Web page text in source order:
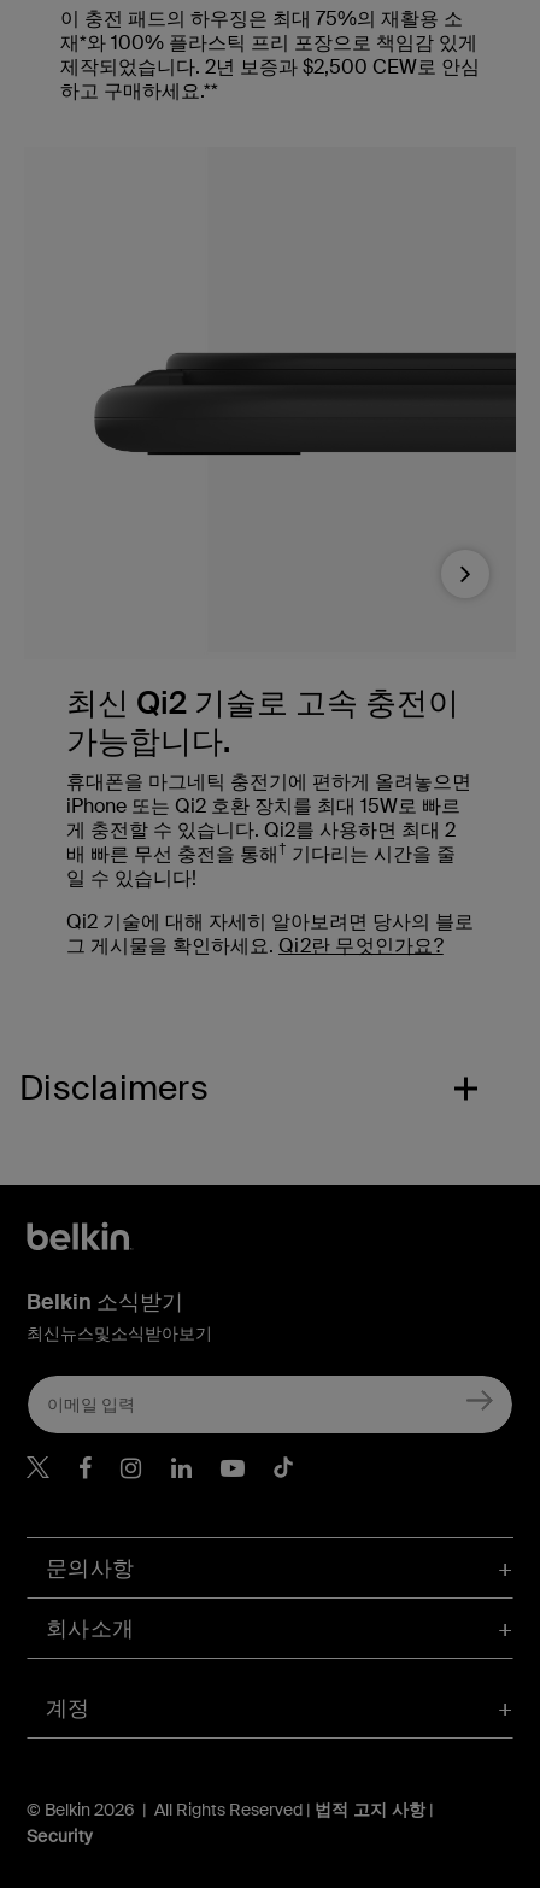
이 충전 패드의 하우징은 최대 75%의 재활용 소
재*와 100% 플라스틱 프리 포장으로 책임감 있게
제작되었습니다. 2년 보증과 $2,500 CEW로 안심
하고 구매하세요.**
최신 Qi2 기술로 고속 충전이
가능합니다.
휴대폰을 마그네틱 충전기에 편하게 올려놓으면
iPhone 또는 Qi2 호환 장치를 최대 15W로 빠르
게 충전할 수 있습니다. Qi2를 사용하면 최대 2
배 빠른 무선 충전을 통해† 기다리는 시간을 줄
일 수 있습니다!
Qi2 기술에 대해 자세히 알아보려면 당사의 블로
그 게시물을 확인하세요. Qi2란 무엇인가요?
Next
Disclaimers
계정
문의사항
회사소개
© Belkin 2026 | All Rights Reserved | 법적 고지 사항|
Security
Belkin 소식받기
최신뉴스및소식받아보기
Belkin Twitter